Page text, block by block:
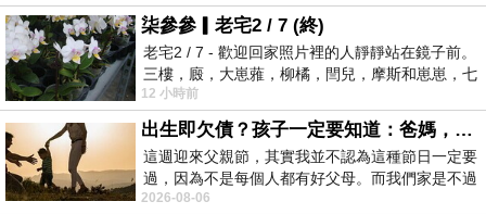
柒參參▎老宅2 / 7 (終)
老宅2 / 7 - 歡迎回家照片裡的人靜靜站在鏡子前。
三樓，廄，大崽蕥，柳橘，閆兒，摩斯和崽崽，七
個人整整齊齊地站在鏡框之外，如同
12 小時前
出生即欠債？孩子一定要知道：爸媽，其實我不欠你們
這週迎來父親節，其實我並不認為這種節日一定要
過，因為不是每個人都有好父母。而我們家是不過
節的，平時也沒什麼儀式感，生活趨近冷
2026-08-06